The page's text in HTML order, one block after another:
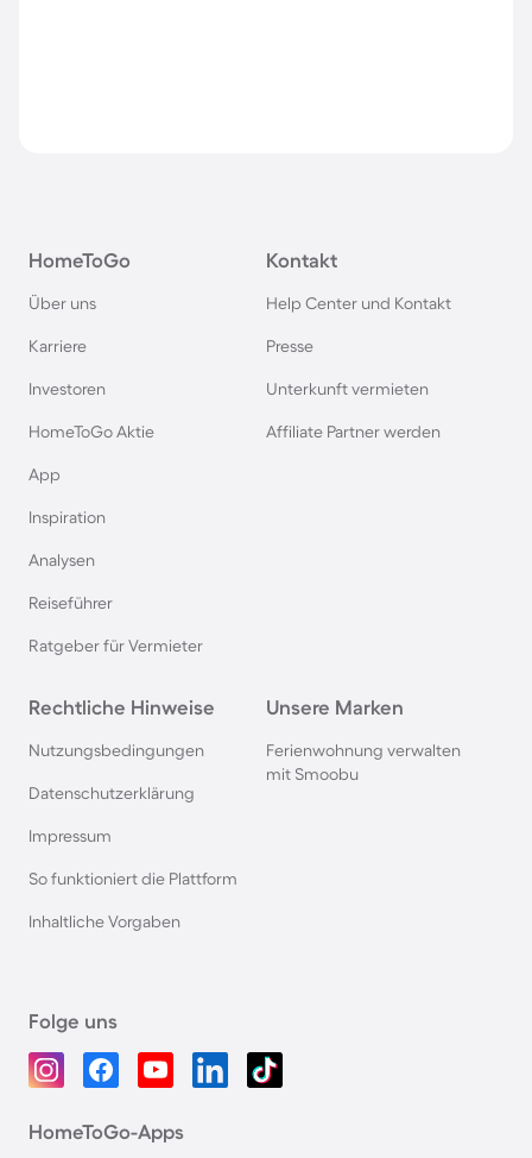
HomeToGo
Über uns
Karriere
Investoren
HomeToGo Aktie
App
Inspiration
Analysen
Reiseführer
Ratgeber für Vermieter
Kontakt
Help Center und Kontakt
Presse
Unterkunft vermieten
Affiliate Partner werden
Rechtliche Hinweise
Nutzungsbedingungen
Datenschutzerklärung
Impressum
So funktioniert die Plattform
Inhaltliche Vorgaben
Unsere Marken
Ferienwohnung verwalten
mit Smoobu
Folge uns
HomeToGo-Apps